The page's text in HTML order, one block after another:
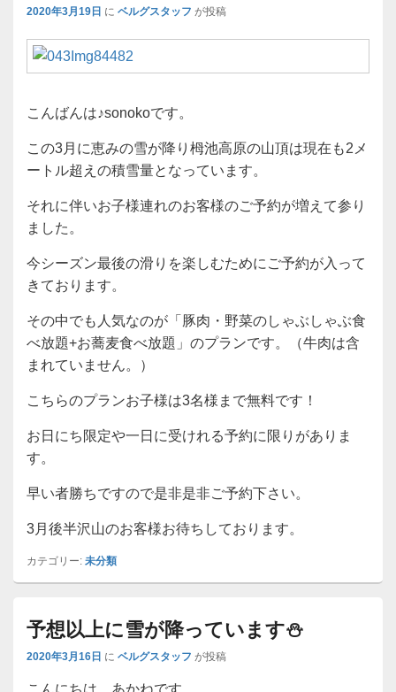
2020年3月19日 に ベルグスタッフ が投稿
こんばんは♪sonokoです。
この3月に恵みの雪が降り栂池高原の山頂は現在も2メ
ートル超えの積雪量となっています。
それに伴いお子様連れのお客様のご予約が増えて参り
ました。
今シーズン最後の滑りを楽しむためにご予約が入って
きております。
その中でも人気なのが「豚肉・野菜のしゃぶしゃぶ食
べ放題+お蕎麦食べ放題」のプランです。（牛肉は含
まれていません。）
こちらのプランお子様は3名様まで無料です！
お日にち限定や一日に受けれる予約に限りがありま
す。
早い者勝ちですので是非是非ご予約下さい。
3月後半沢山のお客様お待ちしております。
カテゴリー: 未分類
予想以上に雪が降っています⛄
2020年3月16日 に ベルグスタッフ が投稿
こんにちは、あかねです